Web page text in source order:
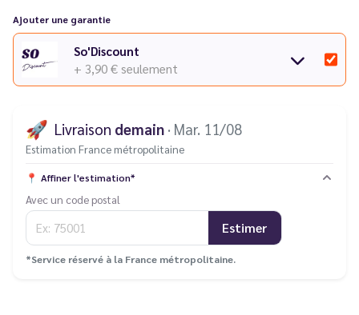
Ajouter une garantie
So'Discount
+ 3,90 € seulement
🚀 Livraison demain · Mar. 11/08
Estimation France métropolitaine
📍 Affiner l'estimation*
Avec un code postal
Estimer
*Service réservé à la France métropolitaine.